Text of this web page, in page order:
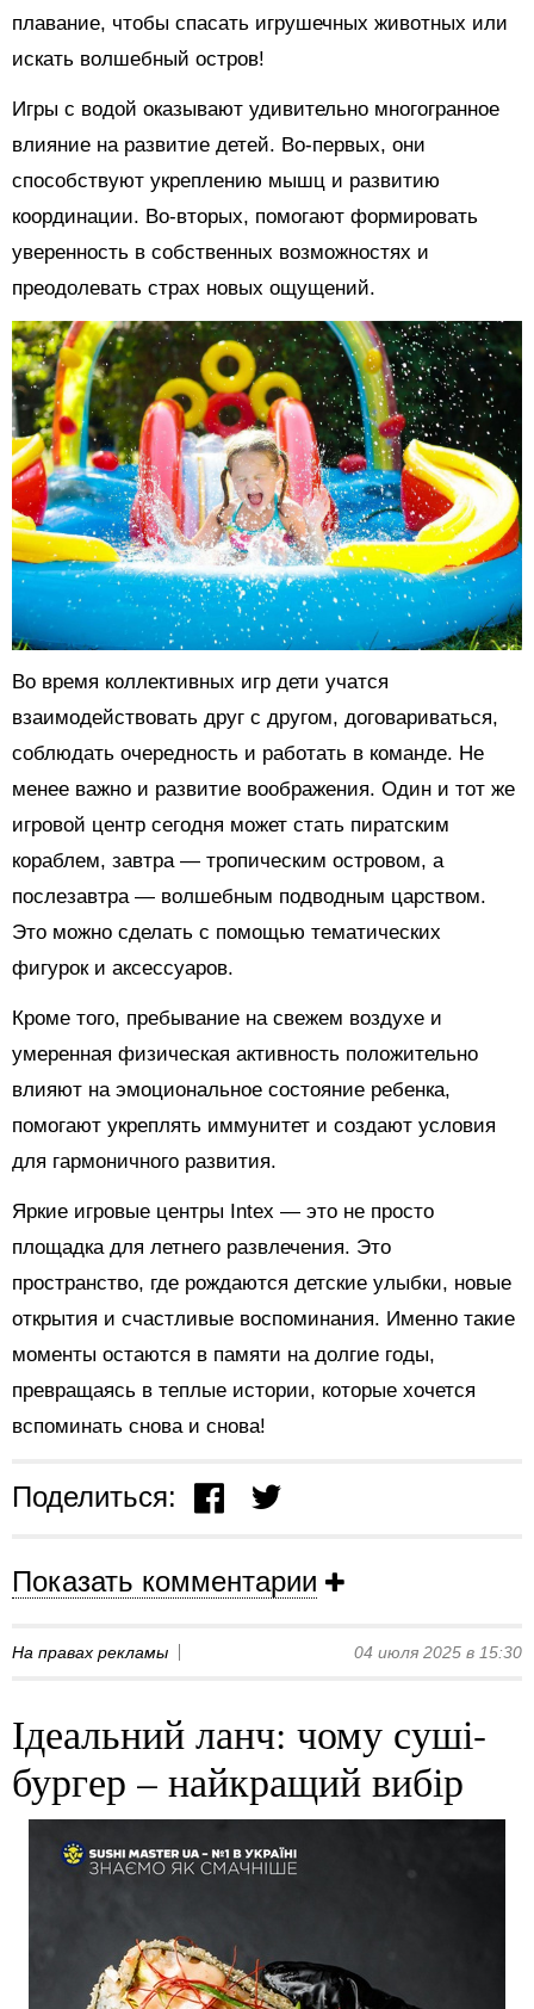
плавание, чтобы спасать игрушечных животных или
искать волшебный остров!
Игры с водой оказывают удивительно многогранное
влияние на развитие детей. Во-первых, они
способствуют укреплению мышц и развитию
координации. Во-вторых, помогают формировать
уверенность в собственных возможностях и
преодолевать страх новых ощущений.
Во время коллективных игр дети учатся
взаимодействовать друг с другом, договариваться,
соблюдать очередность и работать в команде. Не
менее важно и развитие воображения. Один и тот же
игровой центр сегодня может стать пиратским
кораблем, завтра — тропическим островом, а
послезавтра — волшебным подводным царством.
Это можно сделать с помощью тематических
фигурок и аксессуаров.
Кроме того, пребывание на свежем воздухе и
умеренная физическая активность положительно
влияют на эмоциональное состояние ребенка,
помогают укреплять иммунитет и создают условия
для гармоничного развития.
Яркие игровые центры Intex — это не просто
площадка для летнего развлечения. Это
пространство, где рождаются детские улыбки, новые
открытия и счастливые воспоминания. Именно такие
моменты остаются в памяти на долгие годы,
превращаясь в теплые истории, которые хочется
вспоминать снова и снова!
Поделиться:
Показать комментарии
На правах рекламы 04 июля 2025 в 15:30
Ідеальний ланч: чому суші-
бургер – найкращий вибір